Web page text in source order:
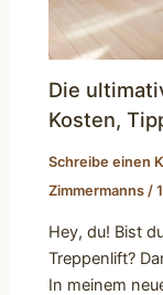
Die
Kosten,
Schreibe einen
Zimmermanns/
Hey, du! Bist
Treppenlift?
In meinem